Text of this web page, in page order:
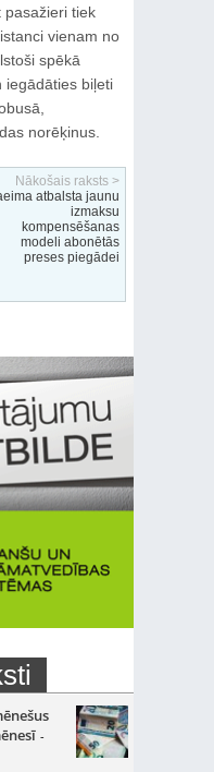
pasažieri tiek
vienam no
spēkā
iegādāties biļeti
norēķinus.
Nākošais raksts >
atbalsta jaunu
izmaksu
kompensēšanas
modeli abonētās
preses piegādei
-